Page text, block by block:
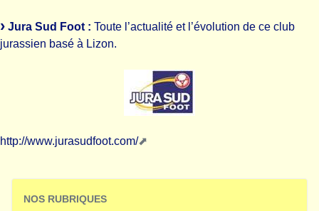
Jura Sud Foot : Toute l’actualité et l’évolution de ce club
jurassien basé à Lizon.
http://www.jurasudfoot.com/
NOS RUBRIQUES